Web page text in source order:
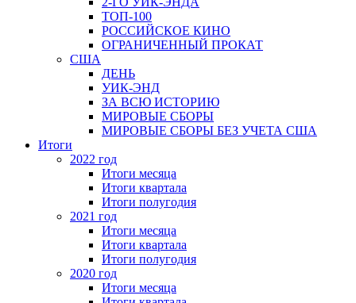
ТОП-100
РОССИЙСКОЕ КИНО
ОГРАНИЧЕННЫЙ ПРОКАТ
США
ДЕНЬ
УИК-ЭНД
ЗА ВСЮ ИСТОРИЮ
МИРОВЫЕ СБОРЫ
МИРОВЫЕ СБОРЫ БЕЗ УЧЕТА США
Итоги
2022 год
Итоги месяца
Итоги квартала
Итоги полугодия
2021 год
Итоги месяца
Итоги квартала
Итоги полугодия
2020 год
Итоги месяца